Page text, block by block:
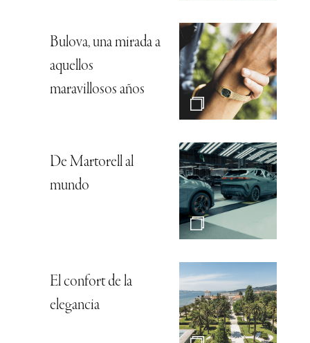
Bulova, una mirada a
aquellos
maravillosos años
De Martorell al
mundo
El confort de la
elegancia